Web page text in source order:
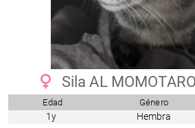
Sila AL
Edad Género
1y Hembra